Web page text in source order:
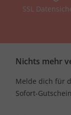
SSL
Nichts mehr
Melde dich für
Sofort-